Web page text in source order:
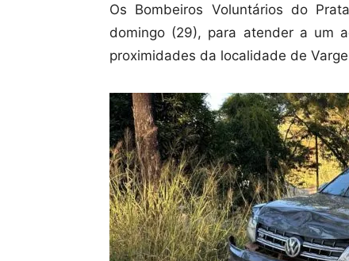
Os Bombeiros Voluntários do
domingo (29), para atender a um
proximidades da localidade de